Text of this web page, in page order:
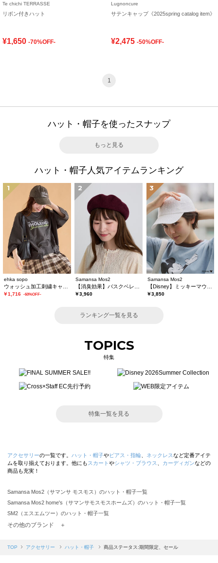
Te chichi TERRASSE
リボン付きハット
¥1,650 -70%OFF-
Lugnoncure
サテンキャップ《2025spring catalog item》
¥2,475 -50%OFF-
1
ハット・帽子を使ったスナップ
もっと見る
ハット・帽子人気アイテムランキング
1
ehka sopo
￥1,716 -60%OFF-
2
Samansa Mos2
￥3,960
3
Samansa Mos2
￥3,850
ランキング一覧を見る
TOPICS
特集
特集一覧を見る
アクセサリーの一覧です。 ハット・帽子やピアス・指輪 ネックレスなど定番アイテ
ムを取り揃えております。他にも スカート やシャツ・ブラウス カーディガンなどの
商品も充実！
Samansa Mos2（サマンサ モスモス）のハット・帽子一覧
Samansa Mos2 home's（サマンサモスモスホームズ）のハット・帽子一覧
SM2（エスエムツー）のハット・帽子一覧
TSUHARU by Samansa Mos2（ツハルバイサマンサモスモス）のハット・帽子一覧
Samansa Mos2 blue（サマンサモスモス ブルー）のハット・帽子一覧
その他のブランド ＋
TOP アクセサリー ハット・帽子 商品ステータス:期間限定、セール